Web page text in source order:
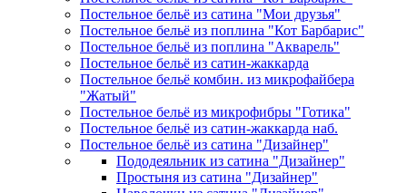
Постельное бельё из сатина "Мои друзья"
Постельное бельё из поплина "Кот Барбарис"
Постельное бельё из поплина "Акварель"
Постельное бельё из сатин-жаккарда
Постельное бельё комбин. из микрофайбера
"Жатый"
Постельное бельё из микрофибры "Готика"
Постельное бельё из сатин-жаккарда наб.
Постельное бельё из сатина "Дизайнер"
Пододеяльник из сатина "Дизайнер"
Простыня из сатина "Дизайнер"